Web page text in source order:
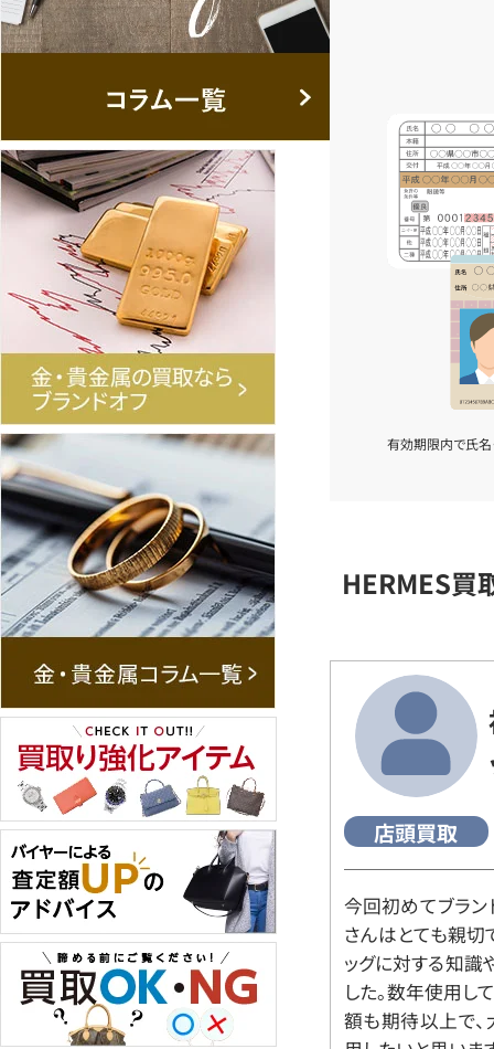
有効期限内で氏名
HERMES買
店頭買取
今回初めてブラン
さんはとても親切
ッグに対する知識
した。数年使用し
額も期待以上で、